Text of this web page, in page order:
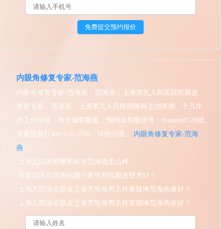
内眼角修复专家-范海燕
内眼角修复专家-范海燕，范海燕，上海第九人民医院双眼皮
整形专家。范海燕，上海第九人民医院眼科主治医师，十几年
的工作经验，擅长做双眼皮，预约添加微信号：bianmei0528或
者直接拨打400-616-6769，详细沟通。 内眼角修复专家-范海
燕
上海九院眼部整形医生范海燕怎么样
苏微洁宋欣范海燕哪个医生割双眼皮技术好？
上海九院做双眼皮王俊芳朱海男王梓黄筱琳范海燕谁好？
上海九院做双眼皮王俊芳朱海男王梓黄筱琳范海燕谁好？